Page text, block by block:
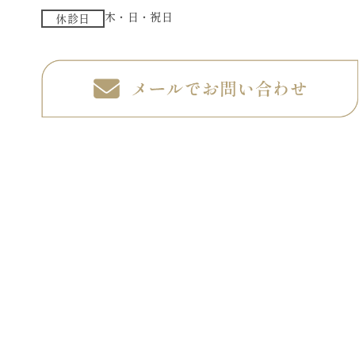
休診日
木・日・祝日